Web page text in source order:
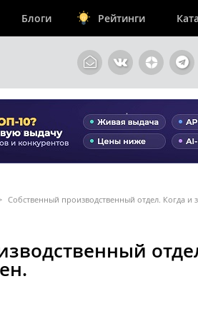
Блоги Рейтинги
Собственный производственный отдел. Когда и